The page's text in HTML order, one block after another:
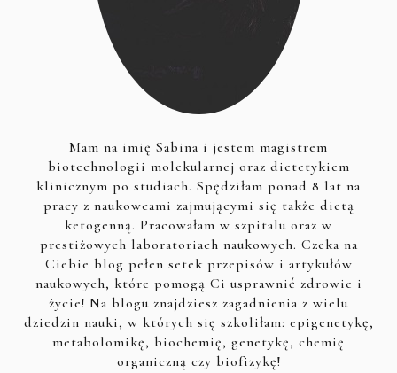
Mam na imię Sabina i jestem magistrem
biotechnologii molekularnej oraz dietetykiem
klinicznym po studiach. Spędziłam ponad 8 lat na
pracy z naukowcami zajmującymi się także dietą
ketogenną. Pracowałam w szpitalu oraz w
prestiżowych laboratoriach naukowych. Czeka na
Ciebie blog pełen setek przepisów i artykułów
naukowych, które pomogą Ci usprawnić zdrowie i
życie! Na blogu znajdziesz zagadnienia z wielu
dziedzin nauki, w których się szkoliłam: epigenetykę,
metabolomikę, biochemię, genetykę, chemię
organiczną czy biofizykę!